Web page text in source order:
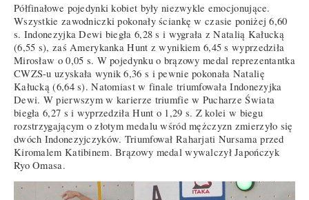
Półfinałowe pojedynki kobiet były niezwykle emocjonujące.
Wszystkie zawodniczki pokonały ściankę w czasie poniżej 6,60
s. Indonezyjka Dewi biegła 6,28 s i wygrała z Natalią Kałucką
(6,55 s), zaś Amerykanka Hunt z wynikiem 6,45 s wyprzedziła
Mirosław o 0,05 s. W pojedynku o brązowy medal reprezentantka
CWZS-u uzyskała wynik 6,36 s i pewnie pokonała Natalię
Kałucką (6,64 s). Natomiast w finale triumfowała Indonezyjka
Dewi. W pierwszym w karierze triumfie w Pucharze Świata
biegła 6,27 s i wyprzedziła Hunt o 1,29 s. Z kolei w biegu
rozstrzygającym o złotym medalu wśród mężczyzn zmierzyło się
dwóch Indonezyjczyków. Triumfował Raharjati Nursama przed
Kiromalem Katibinem. Brązowy medal wywalczył Japończyk
Ryo Omasa.